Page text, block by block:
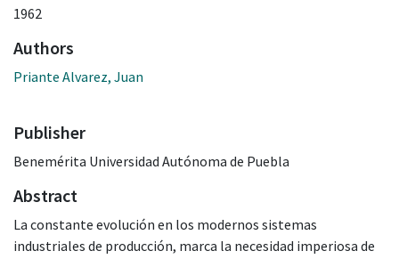
1962
Authors
Priante Alvarez, Juan
Publisher
Benemérita Universidad Autónoma de Puebla
Abstract
La constante evolución en los modernos sistemas
industriales de producción, marca la necesidad imperiosa de